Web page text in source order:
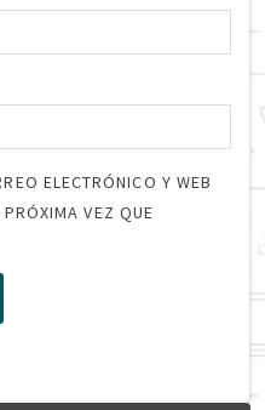
ELECTRÓNICO Y WEB
VEZ QUE